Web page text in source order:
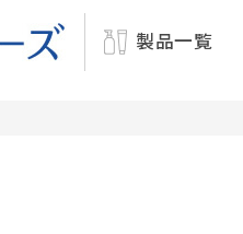
製品一覧